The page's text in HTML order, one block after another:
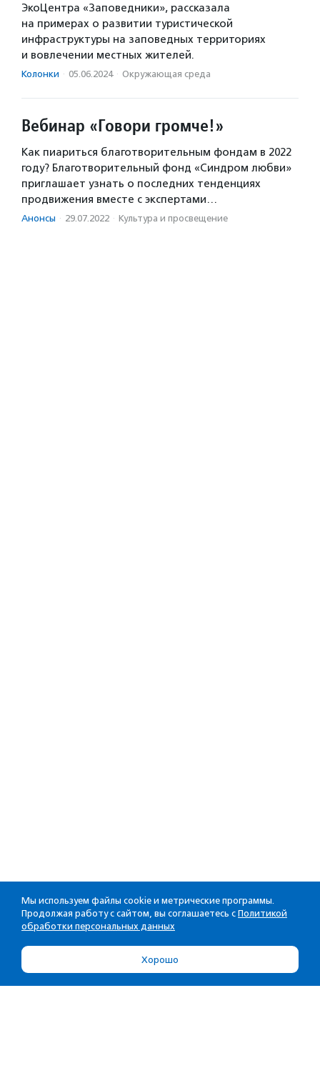
ЭкоЦентра «Заповедники», рассказала
на примерах о развитии туристической
инфраструктуры на заповедных территориях
и вовлечении местных жителей.
Колонки · 05.06.2024 · Окружающая среда
Вебинар «Говори громче!»
Как пиариться благотворительным фондам в 2022
году? Благотворительный фонд «Синдром любви»
приглашает узнать о последних тенденциях
продвижения вместе с экспертами…
Анонсы · 29.07.2022 · Культура и просвещение
Мы используем файлы cookie и метрические программы.
Продолжая работу с сайтом, вы соглашаетесь с Политикой
обработки персональных данных
Хорошо